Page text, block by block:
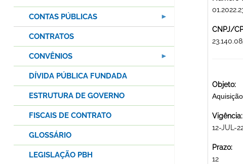
CNPJ/
Objeto:
Vigência:
12-JUL-
Prazo:
12
CONTAS PÚBLICAS
CONTRATOS
CONVÊNIOS
DÍVIDA PÚBLICA FUNDADA
ESTRUTURA DE GOVERNO
FISCAIS DE CONTRATO
GLOSSÁRIO
LEGISLAÇÃO PBH